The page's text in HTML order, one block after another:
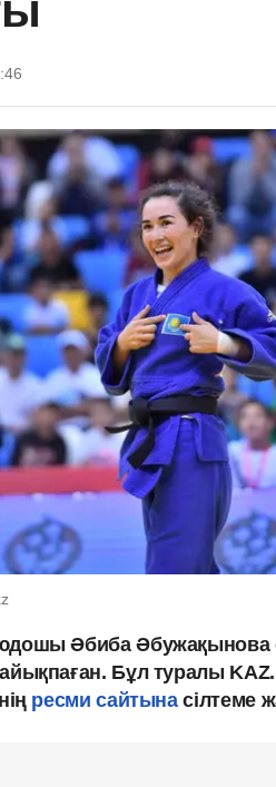
Әбиба Әбужақынова
Бұл туралы
ресми сайтынасілтеме